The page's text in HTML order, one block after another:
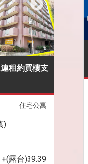
租約買樓支
住宅公寓
)
露台)39.39